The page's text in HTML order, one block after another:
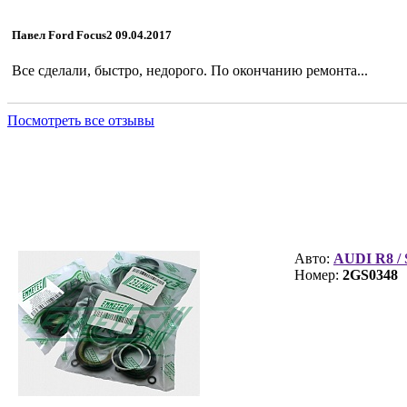
Павел Ford Focus2 09.04.2017
Все сделали, быстро, недорого. По окончанию ремонта...
Посмотреть все отзывы
Авто: AUDI R8 /
Номер: 2GS0348